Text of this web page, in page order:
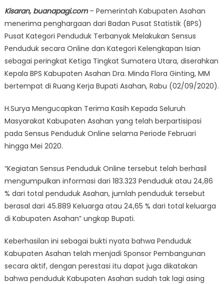
Kisaran, buanapagi.com– Pemerintah Kabupaten Asahan
menerima penghargaan dari Badan Pusat Statistik (BPS)
Pusat Kategori Penduduk Terbanyak Melakukan Sensus
Penduduk secara Online dan Kategori Kelengkapan Isian
sebagai peringkat Ketiga Tingkat Sumatera Utara, diserahkan
Kepala BPS Kabupaten Asahan Dra. Minda Flora Ginting, MM
bertempat di Ruang Kerja Bupati Asahan, Rabu (02/09/2020).
H.Surya Mengucapkan Terima Kasih Kepada Seluruh
Masyarakat Kabupaten Asahan yang telah berpartisipasi
pada Sensus Penduduk Online selama Periode Februari
hingga Mei 2020.
“Kegiatan Sensus Penduduk Online tersebut telah berhasil
mengumpulkan informasi dari 183.323 Penduduk atau 24,86
% dari total penduduk Asahan, jumlah penduduk tersebut
berasal dari 45.889 Keluarga atau 24,65 % dari total keluarga
di Kabupaten Asahan” ungkap Bupati.
Keberhasilan ini sebagai bukti nyata bahwa Penduduk
Kabupaten Asahan telah menjadi Sponsor Pembangunan
secara aktif, dengan perestasi itu dapat juga dikatakan
bahwa penduduk Kabupaten Asahan sudah tak lagi asing